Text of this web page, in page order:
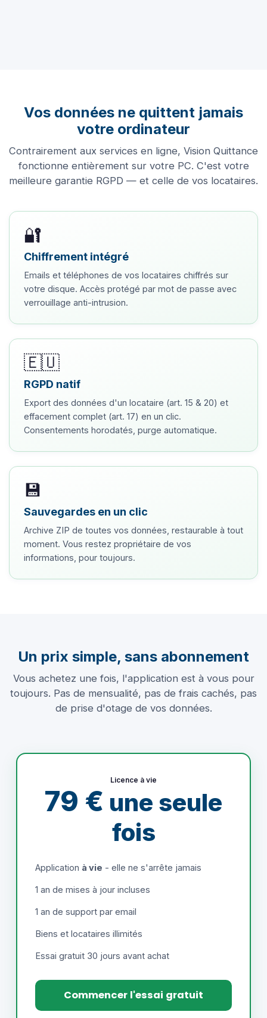
Vos données ne quittent jamais
votre ordinateur
Contrairement aux services en ligne, Vision Quittance
fonctionne entièrement sur votre PC. C'est votre
meilleure garantie RGPD — et celle de vos locataires.
🔐
Chiffrement intégré
Emails et téléphones de vos locataires chiffrés sur
votre disque. Accès protégé par mot de passe avec
verrouillage anti-intrusion.
🇪🇺
RGPD natif
Export des données d'un locataire (art. 15 & 20) et
effacement complet (art. 17) en un clic.
Consentements horodatés, purge automatique.
💾
Sauvegardes en un clic
Archive ZIP de toutes vos données, restaurable à tout
moment. Vous restez propriétaire de vos
informations, pour toujours.
Un prix simple, sans abonnement
Vous achetez une fois, l'application est à vous pour
toujours. Pas de mensualité, pas de frais cachés, pas
de prise d'otage de vos données.
Licence à vie
79 € une seule
fois
Application à vie - elle ne s'arrête jamais
1 an de mises à jour incluses
1 an de support par email
Biens et locataires illimités
Essai gratuit 30 jours avant achat
Commencer l'essai gratuit